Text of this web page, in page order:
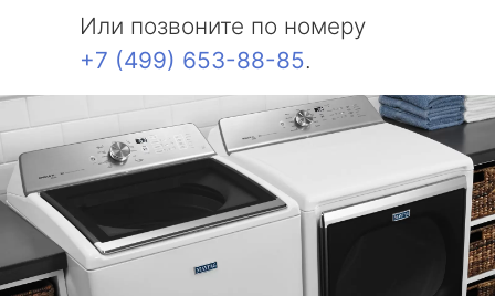
Или позвоните по номеру
+7 (499) 653-88-85.